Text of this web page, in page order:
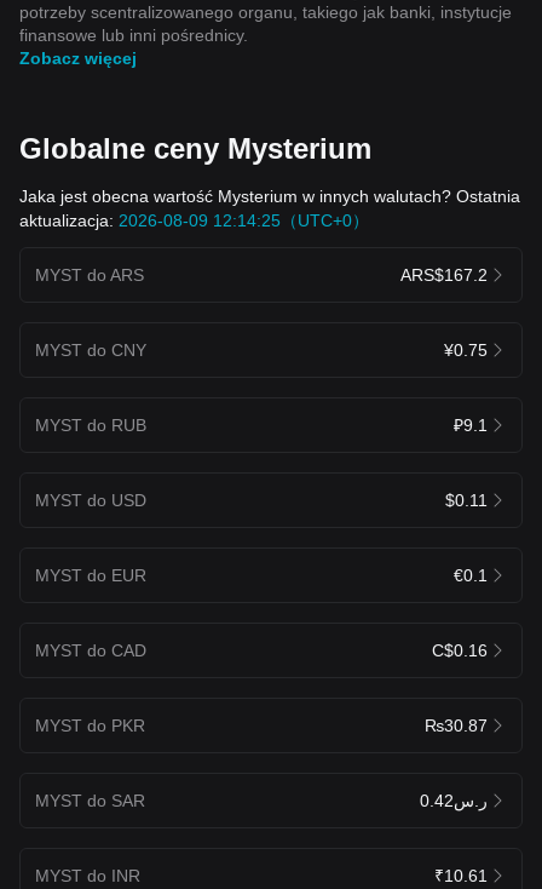
potrzeby scentralizowanego organu, takiego jak banki, instytucje
finansowe lub inni pośrednicy.
Zobacz więcej
Globalne ceny Mysterium
Jaka jest obecna wartość Mysterium w innych walutach? Ostatnia
aktualizacja: 2026-08-09 12:14:25（UTC+0）
MYST do ARS ARS$167.2
MYST do CNY ¥0.75
MYST do RUB ₽9.1
MYST do USD $0.11
MYST do EUR €0.1
MYST do CAD C$0.16
MYST do PKR ₨30.87
MYST do SAR ر.س0.42
MYST do INR ₹10.61